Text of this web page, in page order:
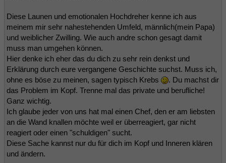
Diese Launen und emotionalen Hochdreher kenne ich aus
meinem mir sehr nahestehenden Umfeld, männlich(mein Papa)
und weiblicher Zwilling. Wie auch andre schon gesagt damit
muss man umgehen können.
Hier denke ich eher das du dich zu sehr rein denkst und
Erklärung durch eure vergangene Geschichte suchst. Muss ich,
ohne es böse zu meinen, sagen typisch Krebs
. Du machst dir
das Problem im Kopf. Trenne mal das private und berufliche!
Ganz wichtig.
Ich glaube jeder von uns hat mal einen Chef, den er am liebsten
an die Wand knallen möchte weil er überreagiert, gar nicht
reagiert oder einen "schuldigen" sucht.
Diese Sache kannst nur du für dich im Kopf und Inneren klären
und ändern.